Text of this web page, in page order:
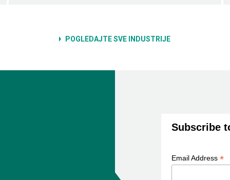
POGLEDAJTE SVE INDUSTRIJE
Subscribe
Email Address *